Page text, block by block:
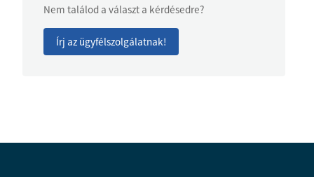
Nem találod a választ a kérdésedre?
Írj az ügyfélszolgálatnak!